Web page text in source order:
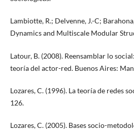
Lambiotte, R.; Delvenne, J.-C;
Dynamics and Multiscale Modular
Latour, B. (2008). Reensamblar lo
teoría del actor-red. Buenos Aires:
Lozares, C. (1996). La teoría de redes
126.
Lozares, C. (2005). Bases socio-